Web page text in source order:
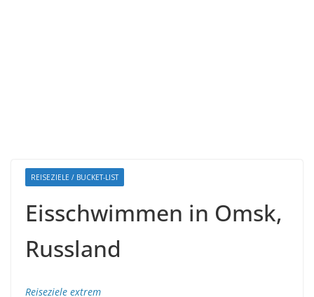
REISEZIELE / BUCKET-LIST
Eisschwimmen in Omsk,
Russland
Reiseziele extrem